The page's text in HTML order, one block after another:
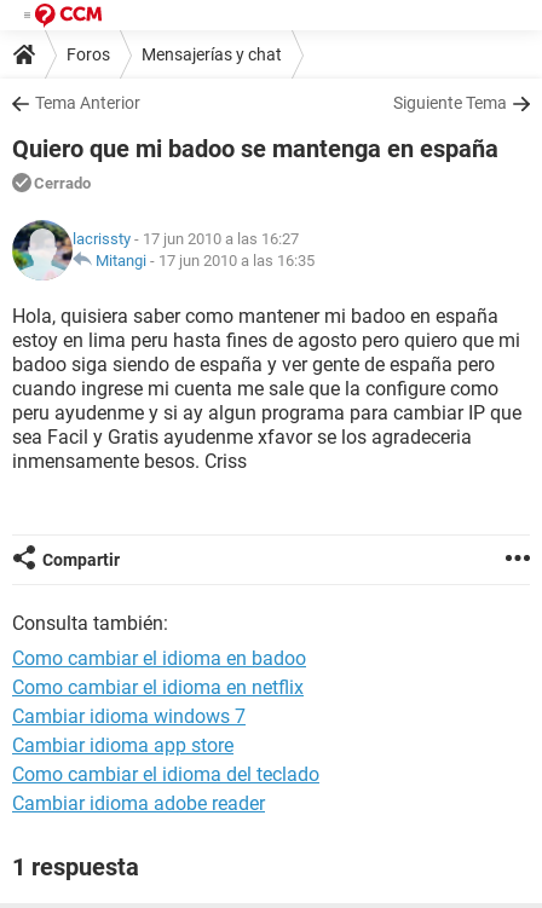
Foros Mensajerías y chat
Tema Anterior Siguiente Tema
Quiero que mi badoo se mantenga en españa
Cerrado
lacrissty - 17 jun 2010 a las 16:27
Mitangi - 17 jun 2010 a las 16:35
Hola, quisiera saber como mantener mi badoo en españa
estoy en lima peru hasta fines de agosto pero quiero que mi
badoo siga siendo de españa y ver gente de españa pero
cuando ingrese mi cuenta me sale que la configure como
peru ayudenme y si ay algun programa para cambiar IP que
sea Facil y Gratis ayudenme xfavor se los agradeceria
inmensamente besos. Criss
Compartir
Consulta también:
Como cambiar el idioma en badoo
Como cambiar el idioma en netflix
Cambiar idioma windows 7
Cambiar idioma app store
Como cambiar el idioma del teclado
Cambiar idioma adobe reader
1 respuesta